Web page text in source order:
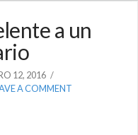
a un
12, 2016
A COMMENT